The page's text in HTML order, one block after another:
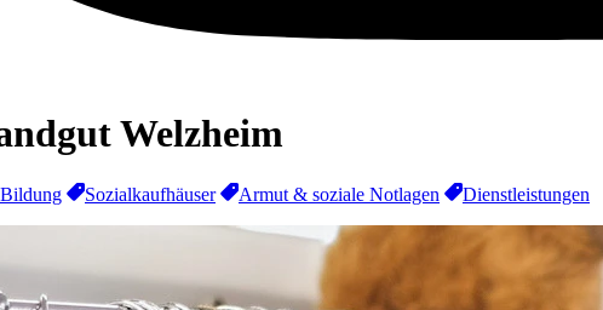
Welzheim
Sozialkaufhäuser Armut & soziale Notlagen Dienstleistungen